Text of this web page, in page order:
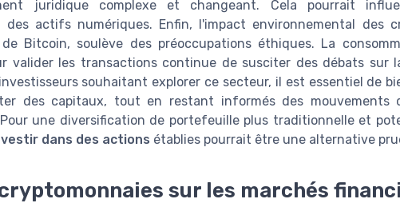
juridique complexe et changeant. Cela pourrait
actifs numériques. Enfin, l'impact environnemental des
Bitcoin, soulève des préoccupations éthiques. La
valider les transactions continue de susciter des débats sur
souhaitant explorer ce secteur, il est essentiel de
des capitaux, tout en restant informés des mouvements
une diversification de portefeuille plus traditionnelle et
dans des actions établies pourrait être une alternative
sur les marchés